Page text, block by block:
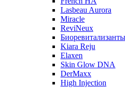
Lasbeau Aurora
Miracle
ReviNeux
Kiara Reju
Elaxen
Skin Glow DNA
DerMaxx
High Injection